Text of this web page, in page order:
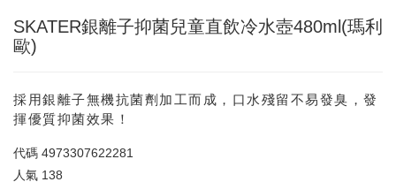
SKATER銀離子抑菌兒童直飲冷水壺480ml(瑪利
歐)
採用銀離子無機抗菌劑加工而成，口水殘留不易發臭，發
揮優質抑菌效果！
代碼 4973307622281
人氣 138